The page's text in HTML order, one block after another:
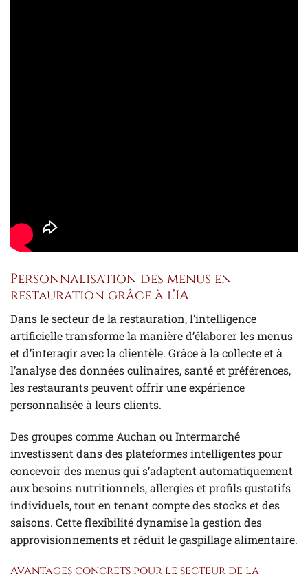
Personnalisation des menus en
restauration grâce à l’IA
Dans le secteur de la restauration, l’intelligence
artificielle transforme la manière d’élaborer les menus
et d’interagir avec la clientèle. Grâce à la collecte et à
l’analyse des données culinaires, santé et préférences,
les restaurants peuvent offrir une expérience
personnalisée à leurs clients.
Des groupes comme Auchan ou Intermarché
investissent dans des plateformes intelligentes pour
concevoir des menus qui s’adaptent automatiquement
aux besoins nutritionnels, allergies et profils gustatifs
individuels, tout en tenant compte des stocks et des
saisons. Cette flexibilité dynamise la gestion des
approvisionnements et réduit le gaspillage alimentaire.
Avantages concrets pour le secteur de la